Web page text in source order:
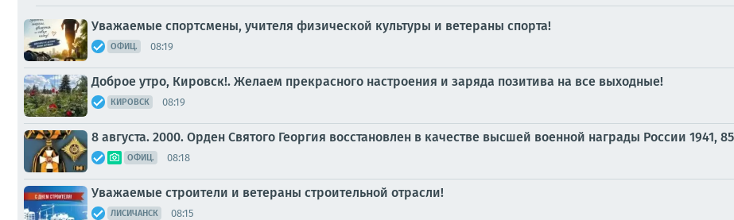
Уважаемые спортсмены, учителя физической культуры и ветераны спорта!
ОФИЦ. 08:19
Доброе утро, Кировск!. Желаем прекрасного настроения и заряда позитива на все выходные!
КИРОВСК 08:19
8 августа. 2000. Орден Святого Георгия восстановлен в качестве высшей военной награды России 1941,
ОФИЦ. 08:18
Уважаемые строители и ветераны строительной отрасли!
ЛИСИЧАНСК 08:15